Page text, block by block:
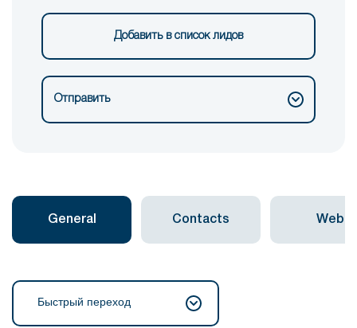
Добавить в список лидов
Отправить
General Contacts Web
Быстрый переход